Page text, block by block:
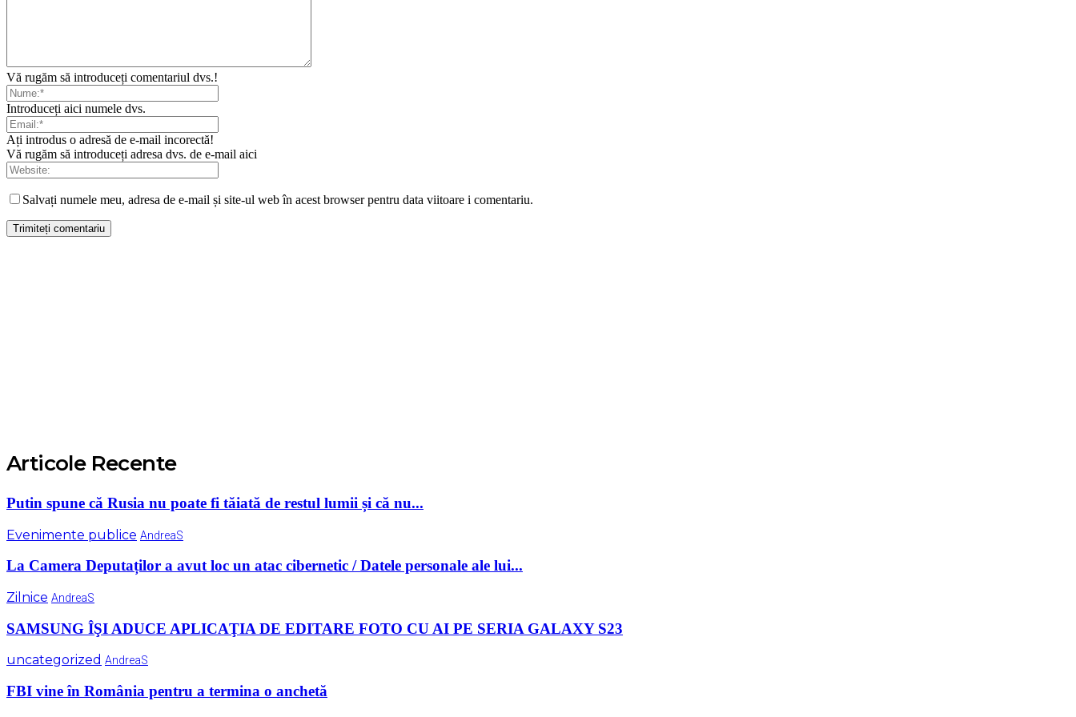
Vă rugăm să introduceți comentariul dvs.!
Introduceți aici numele dvs.
Ați introdus o adresă de e-mail incorectă!
Vă rugăm să introduceți adresa dvs. de e-mail aici
Salvați numele meu, adresa de e-mail și site-ul web în acest browser pentru data viitoare i comentariu.
Articole Recente
Putin spune că Rusia nu poate fi tăiată de restul lumii și că nu...
Evenimente publice AndreaS
La Camera Deputaților a avut loc un atac cibernetic / Datele personale ale lui...
Zilnice AndreaS
SAMSUNG ÎŞI ADUCE APLICAŢIA DE EDITARE FOTO CU AI PE SERIA GALAXY S23
uncategorized AndreaS
FBI vine în România pentru a termina o anchetă